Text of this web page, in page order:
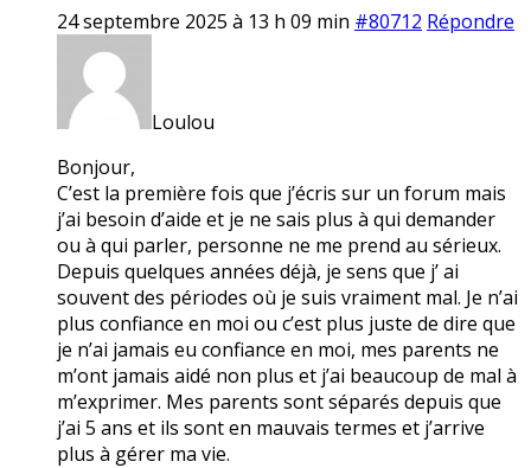
24 septembre 2025 à 13 h 09 min #80712 Répondre
Loulou
Bonjour,
C’est la première fois que j’écris sur un forum mais
j’ai besoin d’aide et je ne sais plus à qui demander
ou à qui parler, personne ne me prend au sérieux.
Depuis quelques années déjà, je sens que j’ ai
souvent des périodes où je suis vraiment mal. Je n’ai
plus confiance en moi ou c’est plus juste de dire que
je n’ai jamais eu confiance en moi, mes parents ne
m’ont jamais aidé non plus et j’ai beaucoup de mal à
m’exprimer. Mes parents sont séparés depuis que
j’ai 5 ans et ils sont en mauvais termes et j’arrive
plus à gérer ma vie.